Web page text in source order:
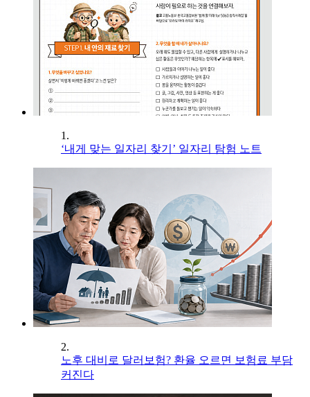
1.
‘내게 맞는 일자리 찾기’ 일자리 탐험 노트
2.
노후 대비로 달러보험? 환율 오르면 보험료 부담
커진다